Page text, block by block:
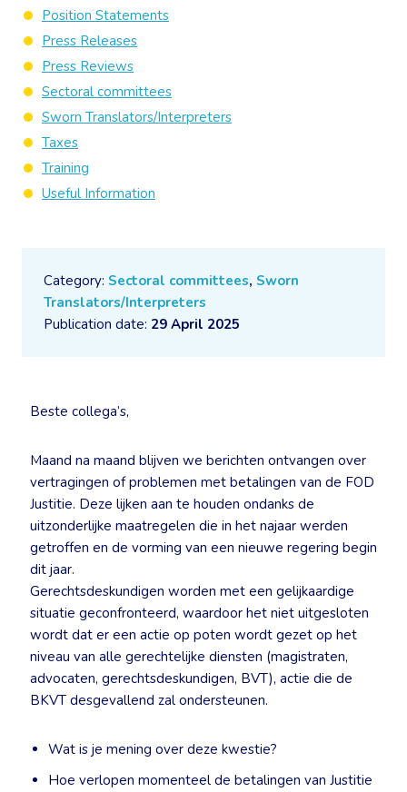
Category: Sectoral committees, Sworn
Translators/Interpreters
Publication date: 29 April 2025
Beste collega’s,
Maand na maand blijven we berichten ontvangen over
vertragingen of problemen met betalingen van de FOD
Justitie. Deze lijken aan te houden ondanks de
uitzonderlijke maatregelen die in het najaar werden
getroffen en de vorming van een nieuwe regering begin
dit jaar.
Gerechtsdeskundigen worden met een gelijkaardige
situatie geconfronteerd, waardoor het niet uitgesloten
wordt dat er een actie op poten wordt gezet op het
niveau van alle gerechtelijke diensten (magistraten,
advocaten, gerechtsdeskundigen, BVT), actie die de
BKVT desgevallend zal ondersteunen.
Wat is je mening over deze kwestie?
Hoe verlopen momenteel de betalingen van Justitie
Position Statements
Press Releases
Press Reviews
Sectoral committees
Sworn Translators/Interpreters
Taxes
Training
Useful Information